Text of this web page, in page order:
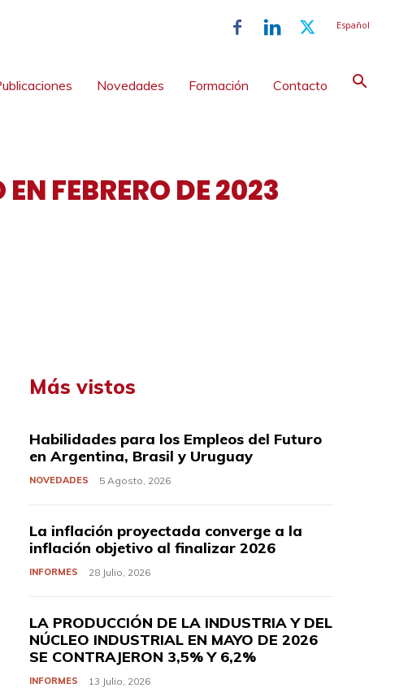
Español
Novedades Formación Contacto
FEBRERO DE 2023
Más vistos
Habilidades para los Empleos del Futuro
en Argentina, Brasil y Uruguay
NOVEDADES 5 Agosto, 2026
La inflación proyectada converge a la
inflación objetivo al finalizar 2026
INFORMES 28 Julio, 2026
LA PRODUCCIÓN DE LA INDUSTRIA Y DEL
NÚCLEO INDUSTRIAL EN MAYO DE 2026
SE CONTRAJERON 3,5% Y 6,2%
INFORMES 13 Julio, 2026